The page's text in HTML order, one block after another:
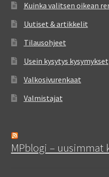
Kuinka valitsen oikean
Uutiset & artikkelit
Tilausohjeet
Usein kysytys kysymykset
Valkosivurenkaat
Valmistajat
MPblogi – uusimmat